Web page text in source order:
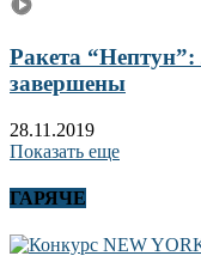
Ракета
завершены
28.11.2019
Показать еще
ГАРЯЧЕ